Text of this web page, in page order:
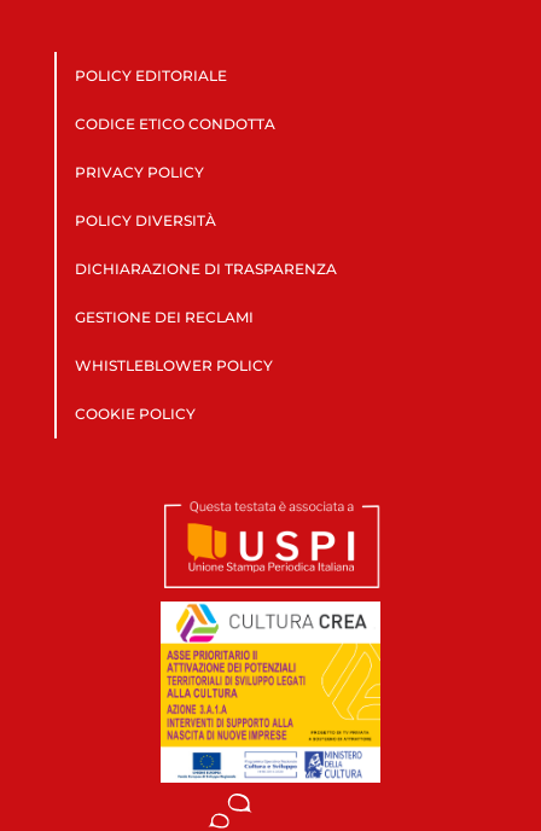
POLICY EDITORIALE
CODICE ETICO CONDOTTA
PRIVACY POLICY
POLICY DIVERSITÀ
DICHIARAZIONE DI TRASPARENZA
GESTIONE DEI RECLAMI
WHISTLEBLOWER POLICY
COOKIE POLICY